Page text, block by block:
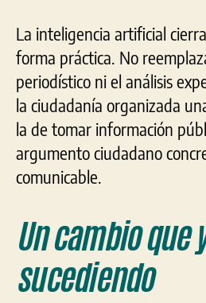
La inteligencia artificial
forma práctica. No
periodístico ni el análisis
la ciudadanía organizada
la de tomar información
argumento ciudadano
comunicable.
Un cambio que
sucediendo